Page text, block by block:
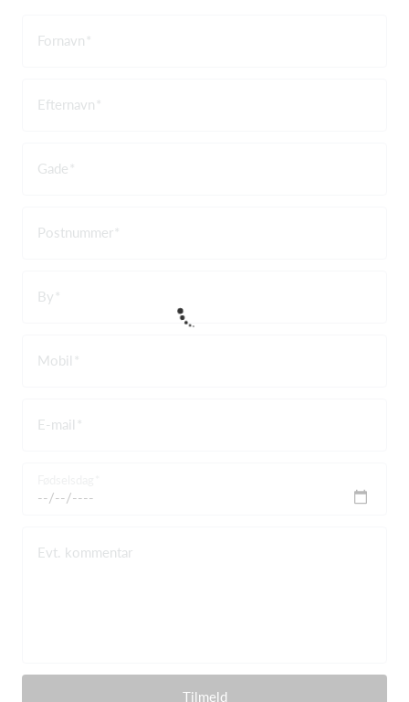
Fornavn
Efternavn
Gade
Postnummer
By
Mobil
E-mail
Evt. kommentar
Tilmeld